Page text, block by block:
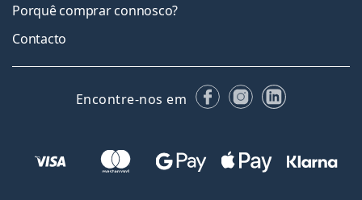
Porquê comprar connosco?
Contacto
Encontre-nos em FacebookInstagram
LinkedIn